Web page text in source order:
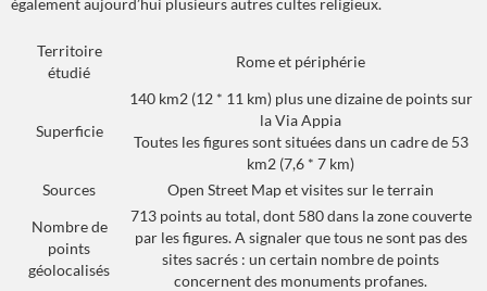
également aujourd’hui plusieurs autres cultes religieux.
Territoire
étudié
Rome et périphérie
Superficie
140 km2 (12 * 11 km) plus une dizaine de points sur
la Via Appia
Toutes les figures sont situées dans un cadre de 53
km2 (7,6 * 7 km)
Sources
Open Street Map et visites sur le terrain
Nombre de
points
géolocalisés
713 points au total, dont 580 dans la zone couverte
par les figures. A signaler que tous ne sont pas des
sites sacrés : un certain nombre de points
concernent des monuments profanes.